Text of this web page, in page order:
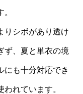
りシボがあり透け
ず、夏と単衣の境
にも十分対応でき
れています。